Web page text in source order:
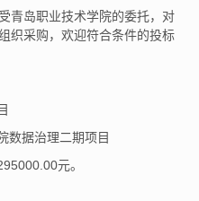
青岛职业技术学院的委托，对
织采购，欢迎符合条件的投标
数据治理二期项目
元。